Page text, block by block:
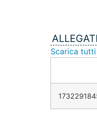
ALLEGATI
Scarica